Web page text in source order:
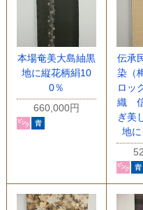
本場奄美大島紬黒
地に縦花柄絹10
0％
660,000円
伝承
染（
ロッ
織
ぎ美
地